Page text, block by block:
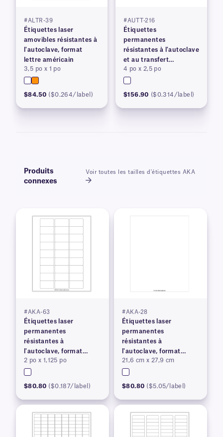
#ALTR-39
Étiquettes laser
amovibles résistantes à
l'autoclave, format
lettre américain
3,5 po x 1 po
$84.50 ($0.264/label)
#AUTT-216
Étiquettes
permanentes
résistantes à l'autoclave
et au transfert
thermique
4 po x 2,5 po
$156.90 ($0.314/label)
Produits
connexes
Voir toutes les tailles d'étiquettes AKA
#AKA-63
Étiquettes laser
permanentes
résistantes à
l'autoclave, format
lettre américain
2 po x 1,125 po
$80.80 ($0.187/label)
#AKA-28
Étiquettes laser
permanentes
résistantes à
l'autoclave, format
lettre américain
21,6 cm x 27,9 cm
$80.80 ($5.05/label)